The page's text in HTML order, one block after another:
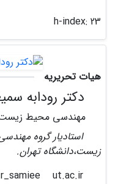
h-index: 23
هیات تحریریه
دکتر رودابه
مهندسی محیط
استادیار گروه
زیست،دانشگاه تهران.
ut.ac.ir